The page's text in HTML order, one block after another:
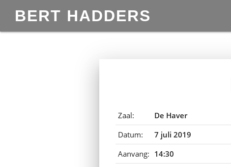
BERT HADDERS
Zaal:
De Haver
Datum:
7 juli 2019
Aanvang: 14:30